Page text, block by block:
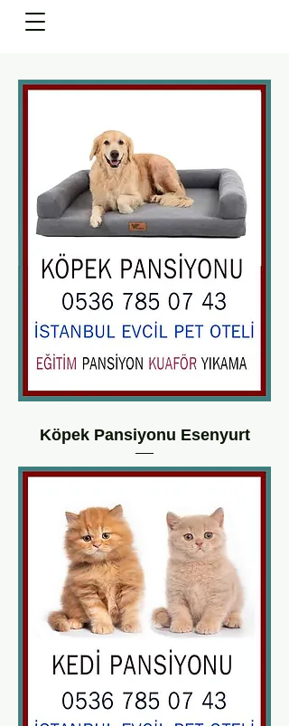
Köpek Pansiyonu Esenyurt